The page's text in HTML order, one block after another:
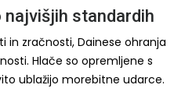
standardih
in zračnosti, Dainese ohranja
Hlače so opremljene s
ublažijo morebitne udarce.